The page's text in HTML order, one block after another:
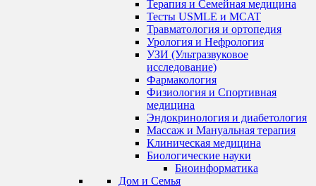
Терапия и Семейная медицина
Тесты USMLE и MCAT
Травматология и ортопедия
Урология и Нефрология
УЗИ (Ультразвуковое
исследование)
Фармакология
Физиология и Спортивная
медицина
Эндокринология и диабетология
Массаж и Мануальная терапия
Клиническая медицина
Биологические науки
Биоинформатика
Дом и Семья